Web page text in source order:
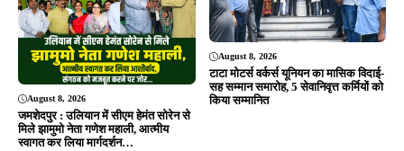
August 8, 2026
जमशेदपुर : उलियान में सीएम हेमंत सोरेन से
मिले झामुमो नेता गणेश महाली, आत्मीय
स्वागत कर लिया मार्गदर्शन…
August 8, 2026
टाटा मोटर्स वर्कर्स यूनियन का मासिक विदाई-
सह सम्मान समारोह, 5 सेवानिवृत्त कर्मियों को
किया सम्मानित